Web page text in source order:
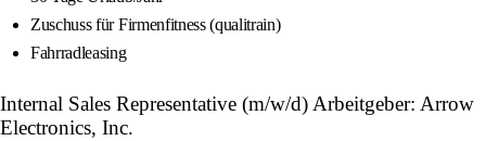
Zuschuss für Firmenfitness (qualitrain)
Fahrradleasing
Internal Sales Representative (m/w/d) Arbeitgeber: Arrow
Electronics, Inc.